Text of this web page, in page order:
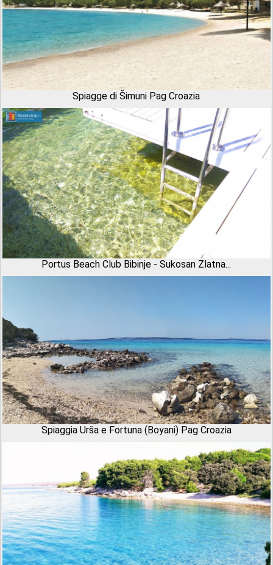
Spiagge di Šimuni Pag Croazia
Portus Beach Club Bibinje - Sukosan Zlatna...
Spiaggia Urša e Fortuna (Boyani) Pag Croazia